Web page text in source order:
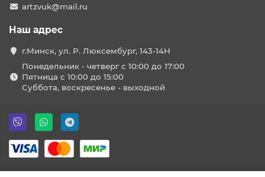
artzvuk@mail.ru
Наш адрес
г.Минск, ул. Р. Люксембург, 143-14Н
Понедельник - четверг с 10:00 до 17:00
Пятница с 10:00 до 15:00
Суббота, воскресенье - выходной